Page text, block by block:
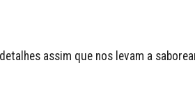
assim que nos levam a